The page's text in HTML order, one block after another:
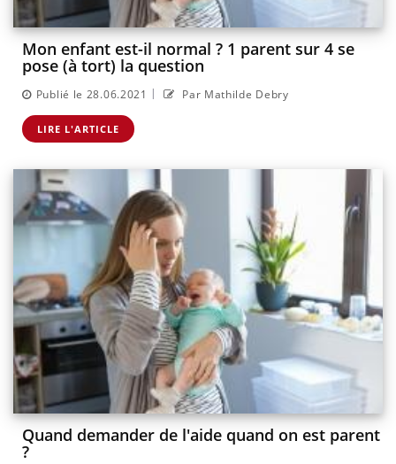
Mon enfant est-il normal ? 1 parent sur 4 se
pose (à tort) la question
Publié le 28.06.2021 | Par Mathilde Debry
LIRE L'ARTICLE
Quand demander de l'aide quand on est parent
?